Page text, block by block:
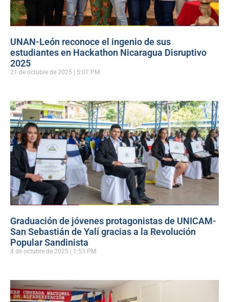
UNAN-León reconoce el ingenio de sus
estudiantes en Hackathon Nicaragua Disruptivo
2025
21 de octubre de 2025 5:07 PM
Graduación de jóvenes protagonistas de UNICAM-
San Sebastián de Yalí gracias a la Revolución
Popular Sandinista
4 de octubre de 2025 1:53 PM